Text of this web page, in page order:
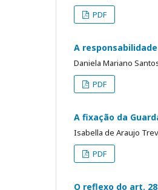
PDF
A
Daniela Mariano
PDF
A fixação da
Isabella de Araujo
PDF
O reflexo do art.